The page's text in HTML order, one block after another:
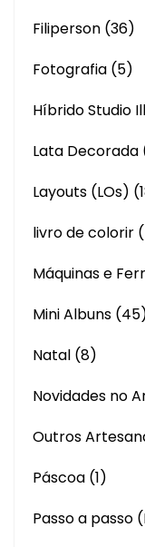
Filiperson (36)
Fotografia (5)
Híbrido Studio
Lata Decorada
Layouts (LOs)
livro de colorir
Máquinas e
Mini Albuns
Natal (8)
Novidades no
Outros
Páscoa (1)
Passo a passo